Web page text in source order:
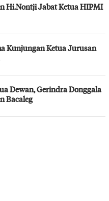
Hi.Nontji Jabat Ketua HIPMI
Kunjungan Ketua Jurusan
Dewan, Gerindra Donggala
Bacaleg